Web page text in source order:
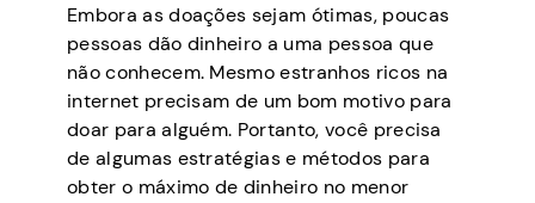
Embora as doações sejam ótimas, poucas
pessoas dão dinheiro a uma pessoa que
não conhecem. Mesmo estranhos ricos na
internet precisam de um bom motivo para
doar para alguém. Portanto, você precisa
de algumas estratégias e métodos para
obter o máximo de dinheiro no menor